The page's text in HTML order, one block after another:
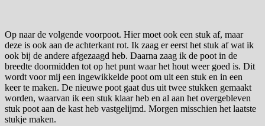
Op naar de volgende voorpoot. Hier moet ook een stuk af, maar
deze is ook aan de achterkant rot. Ik zaag er eerst het stuk af wat ik
ook bij de andere afgezaagd heb. Daarna zaag ik de poot in de
breedte doormidden tot op het punt waar het hout weer goed is. Dit
wordt voor mij een ingewikkelde poot om uit een stuk en in een
keer te maken. De nieuwe poot gaat dus uit twee stukken gemaakt
worden, waarvan ik een stuk klaar heb en al aan het overgebleven
stuk poot aan de kast heb vastgelijmd. Morgen misschien het laatste
stukje maken.